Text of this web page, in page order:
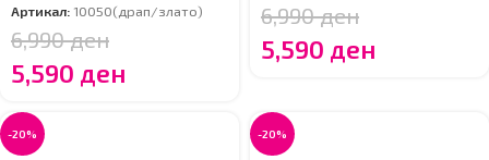
Артикал: 10050(драп/злато)
6,990ден
5,590 ден
6,990ден
5,590 ден
-20% -20%